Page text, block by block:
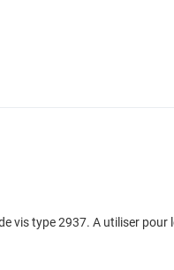
vis type 2937. A utiliser